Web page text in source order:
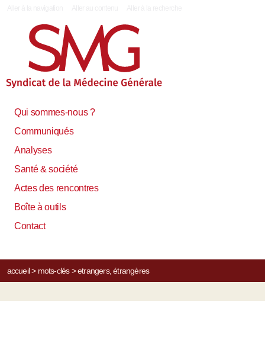
Qui sommes-nous ?
Communiqués
Analyses
Santé & société
Actes des rencontres
Boîte à outils
Contact
accueil> mots-clés> etrangers, étrangères